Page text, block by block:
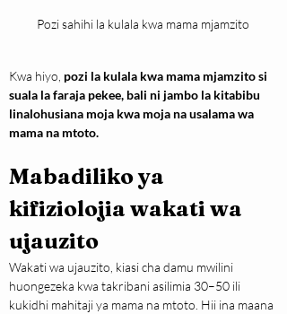
Pozi sahihi la kulala kwa mama mjamzito
Kwa hiyo, pozi la kulala kwa mama mjamzito si
suala la faraja pekee, bali ni jambo la kitabibu
linalohusiana moja kwa moja na usalama wa
mama na mtoto.
Mabadiliko ya
kifiziolojia wakati wa
ujauzito
Wakati wa ujauzito, kiasi cha damu mwilini
huongezeka kwa takribani asilimia 30–50 ili
kukidhi mahitaji ya mama na mtoto. Hii ina maana